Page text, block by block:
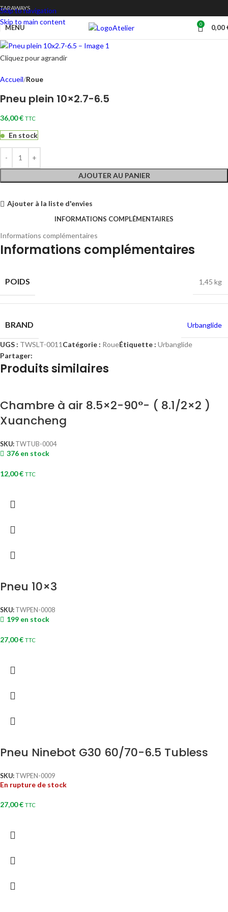
Skip to navigation
Skip to main content
TARAWAYS
MENU Atelier 0 0,00
Cliquez pour agrandir
Accueil Roue
Pneu plein 10×2.7-6.5
36,00€ TTC
En stock
AJOUTER AU PANIER
Ajouter à la liste d'envies
INFORMATIONS COMPLÉMENTAIRES
Informations complémentaires
Informations complémentaires
POIDS 1,45 kg
BRAND Urbanglide
UGS : TWSLT-0011 Catégorie : RoueÉtiquette : Urbanglide
Partager:
Produits similaires
Chambre à air 8.5×2-90°- ( 8.1/2×2 )
Xuancheng
SKU: TWTUB-0004
376 en stock
12,00€ TTC
Pneu 10×3
SKU: TWPEN-0008
199 en stock
27,00€ TTC
Pneu Ninebot G30 60/70-6.5 Tubless
SKU: TWPEN-0009
En rupture de stock
27,00€ TTC